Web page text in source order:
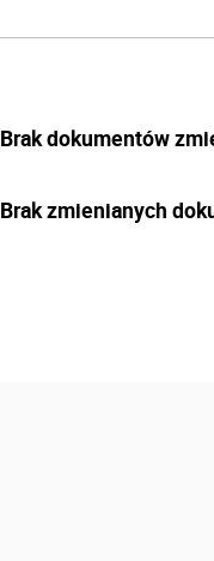
Brak dokumentów
Brak zmienianych